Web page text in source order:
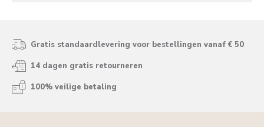
Gratis standaardlevering voor bestellingen vanaf € 50
14 dagen gratis retourneren
100% veilige betaling